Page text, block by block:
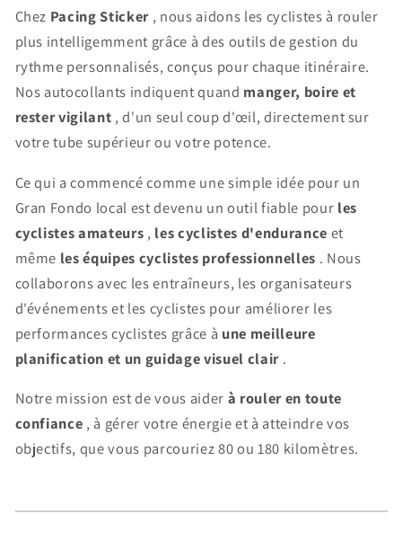
Chez Pacing Sticker , nous aidons les cyclistes à rouler
plus intelligemment grâce à des outils de gestion du
rythme personnalisés, conçus pour chaque itinéraire.
Nos autocollants indiquent quand manger, boire et
rester vigilant , d'un seul coup d'œil, directement sur
votre tube supérieur ou votre potence.
Ce qui a commencé comme une simple idée pour un
Gran Fondo local est devenu un outil fiable pour les
cyclistes amateurs , les cyclistes d'endurance et
même les équipes cyclistes professionnelles . Nous
collaborons avec les entraîneurs, les organisateurs
d'événements et les cyclistes pour améliorer les
performances cyclistes grâce à une meilleure
planification et un guidage visuel clair.
Notre mission est de vous aider à rouler en toute
confiance , à gérer votre énergie et à atteindre vos
objectifs, que vous parcouriez 80 ou 180 kilomètres.